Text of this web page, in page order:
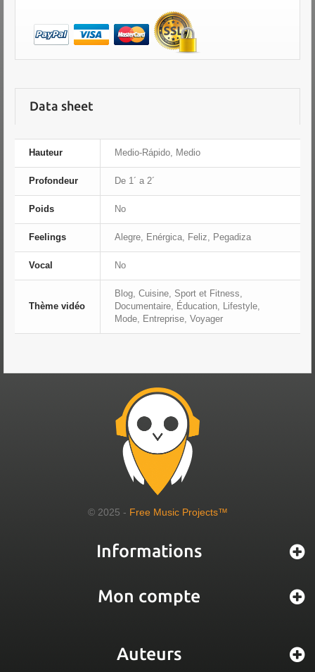
Data sheet
Hauteur Medio-Rápido, Medio
Profondeur De 1´ a 2´
Poids No
Feelings Alegre, Enérgica, Feliz, Pegadiza
Vocal No
Thème vidéo
Blog, Cuisine, Sport et Fitness,
Documentaire, Éducation, Lifestyle,
Mode, Entreprise, Voyager
© 2025 - Free Music Projects™
Informations
Mon compte
Auteurs